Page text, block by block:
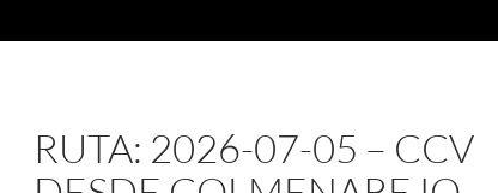
RUTA: 2026-07-05 – CCV